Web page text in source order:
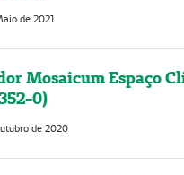
de 2021
Mosaicum Espaço
0)
de 2020